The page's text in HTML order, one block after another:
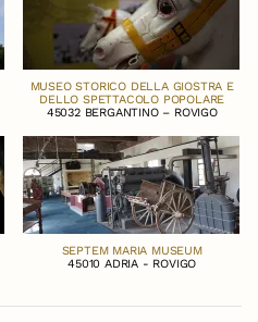
MUSEO STORICO DELLA GIOSTRA E
DELLO SPETTACOLO POPOLARE
45032 BERGANTINO – ROVIGO
SEPTEM MARIA MUSEUM
45010 ADRIA - ROVIGO